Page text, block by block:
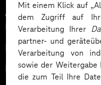
Mit einem Klick auf
dem Zugriff auf
Verarbeitung Ihrer
partner- und
Verarbeitung von
sowie der
die zum Teil Ihre
Architektur, Evaluation
Rollen & Rechte
Evaluation von
Rollen & Rechte